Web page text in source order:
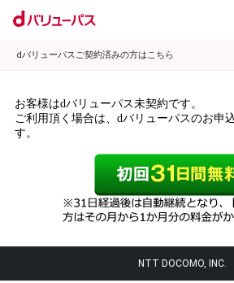
dバリューパスご契約済みの方はこちら
お客様はdバリューパス未契約です。
ご利用頂く場合は、dバリューパスのお申
す。
NTT DOCOMO, INC.